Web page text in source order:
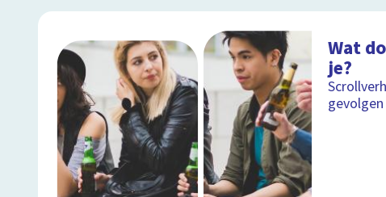
Wat
je?